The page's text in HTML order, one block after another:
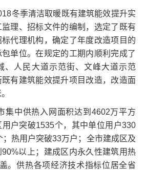
冬季清洁取暖既有建筑能效提升实
理、招标文件的编制，选定了既有
代理机构，确定了年度改造项目的
单位。在规定的工期内顺利完成了
、人民大道示范街、文峰大道示范
有建筑能效提升项目改造，改造面
集中供热入网面积达到4602万平方
户突破1535个，其中单位用户330
热用户突破33万户；全市建成区及
以上；建成区内永久性建筑用热
。供热各项经济技术指标位居全省